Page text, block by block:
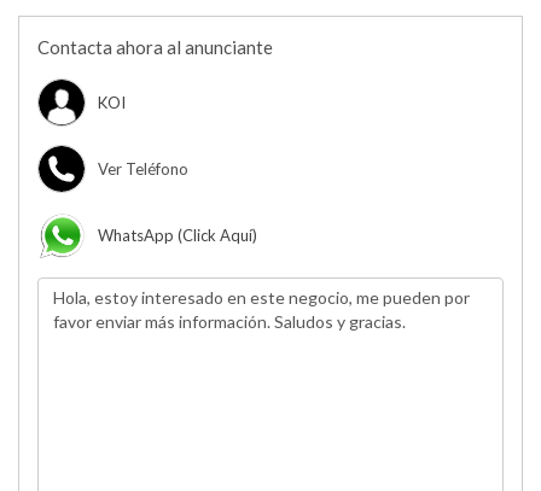
Contacta ahora al anunciante
KOI
Ver Teléfono
WhatsApp (click Aquí)